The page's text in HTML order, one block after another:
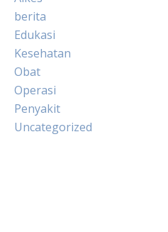
berita
Edukasi
Kesehatan
Obat
Operasi
Penyakit
Uncategorized